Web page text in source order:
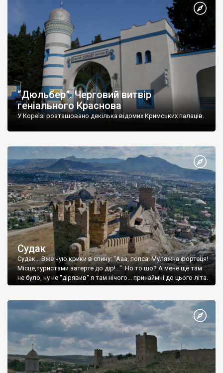
“Дюльбер”. Черговий витвір
геніального Краснова
У Кореїзі розташовано декілька відомих Кримських палаців.
Судак
Судак... Вже чую крики в спину: "Ааа, попса! Муляжна фортеця!
Місце,туристами затерте до дір!..." Но то шо? А мене ще там
не було, ну не "дірявив" я там нічого... принаймні до цього літа.